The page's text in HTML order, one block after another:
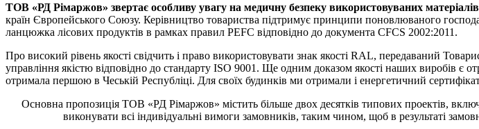
ТОВ «РД Рімаржов» звертає особливу увагу на медичну безпеку використовуваних
країн Європейського Союзу. Керівництво товариства підтримує принципи поновлюваного
ланцюжка лісових продуктів в рамках правил PEFC відповідно до документа CFCS 2002:2011.
Про високий рівень якості свідчить і право використовувати знак якості RAL, передаваний
управління якістю відповідно до стандарту ISO 9001. Ще одним доказом якості наших виробів
отримала першою в Чеській Республіці. Для своїх будинків ми отримали і енергетичний
Основна пропозиція ТОВ «РД Рімаржов» містить більше двох десятків типових проектів,
виконувати всі індивідуальні вимоги замовників, таким чином, щоб в результаті